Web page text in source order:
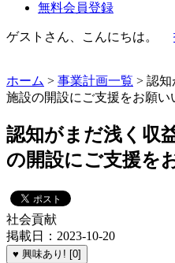
無料会員登録
ゲストさん、こんにちは。
ホーム > 事業計画一覧 > 認
施設の開設にご支援をお願い
認知がまだ浅く収
の開設にご支援を
社会貢献
掲載日：2023-10-20
♥ 興味あり! [0]